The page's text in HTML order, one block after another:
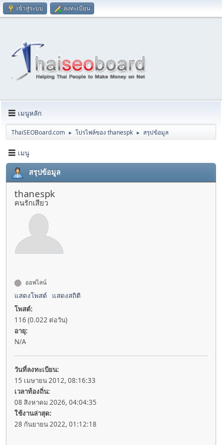
เข้าสู่ระบบ ลงทะเบียน
เมนูหลัก
ThaiSEOBoard.com ► โปรไฟล์ของ thanespk ► สรุปข้อมูล
เมนู
สรุปข้อมูล
thanespk
คนรักเสียว
ออฟไลน์
แสดงโพสต์
แสดงสถิติ
โพสต์:
116 (0.022 ต่อวัน)
อายุ:
N/A
วันที่ลงทะเบียน:
15 เมษายน 2012, 08:16:33
เวลาท้องถิ่น:
08 สิงหาคม 2026, 04:04:35
ใช้งานล่าสุด:
28 กันยายน 2022, 01:12:18